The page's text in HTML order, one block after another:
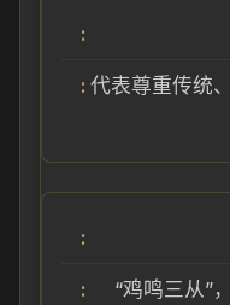
代表尊重传统
“鸡鸣三从”